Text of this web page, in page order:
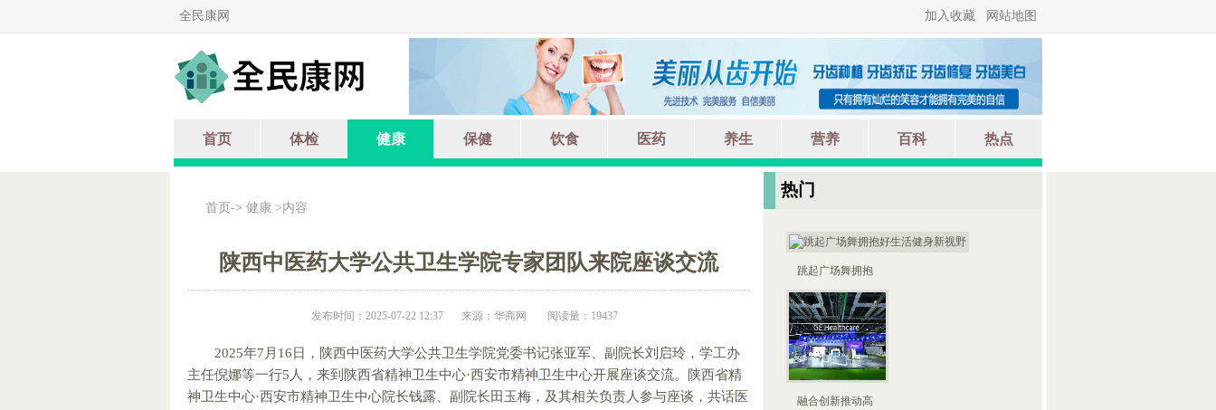
全民康网 加入收藏 网站地图
首页 体检 健康 保健 饮食 医药 养生 营养 百科 热点
首页 -> 健康 >内容
陕西中医药大学公共卫生学院专家团队来院座谈交流
发布时间：2025-07-22 12:37 来源：华商网 阅读量：19437
2025年7月16日，陕西中医药大学公共卫生学院党委书记张亚军、副院长刘启玲，学工办
主任倪娜等一行5人，来到陕西省精神卫生中心·西安市精神卫生中心开展座谈交流。陕西省精
神卫生中心·西安市精神卫生中心院长钱露、副院长田玉梅，及其相关负责人参与座谈，共话医
热门
跳起广场舞拥抱
融合创新推动高